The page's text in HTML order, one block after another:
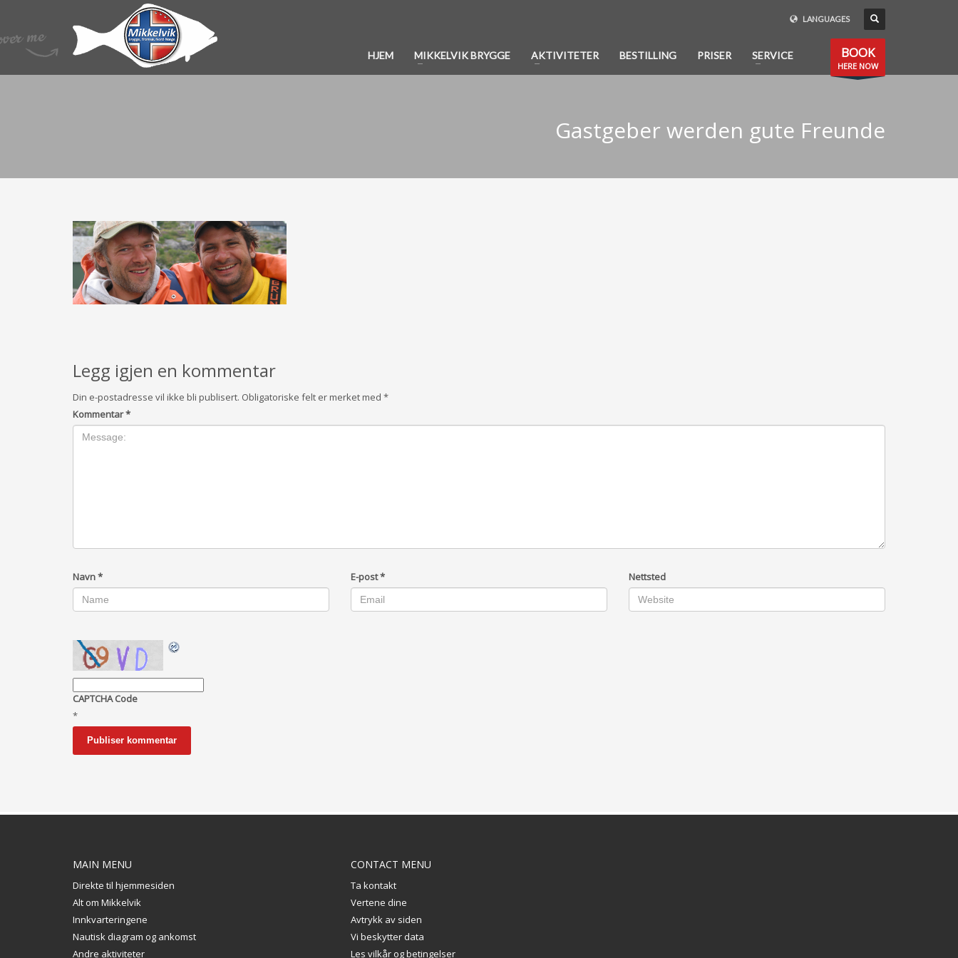
LANGUAGES
HJEM MIKKELVIK BRYGGE AKTIVITETER BESTILLING PRISER SERVICE BOOK
HERE NOW
Gastgeber werden gute Freunde
Legg igjen en kommentar
Din e-postadresse vil ikke bli publisert. Obligatoriske felt er merket med *
Kommentar*
Navn* E-post* Nettsted
CAPTCHA Code
*
MAIN MENU
Direkte til hjemmesiden
Alt om Mikkelvik
Innkvarteringene
Nautisk diagram og ankomst
Andre aktiviteter
CONTACT MENU
Ta kontakt
Vertene dine
Avtrykk av siden
Vi beskytter data
Les vilkår og betingelser